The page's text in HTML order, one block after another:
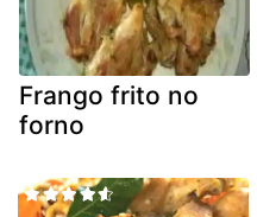
Frango frito no
forno